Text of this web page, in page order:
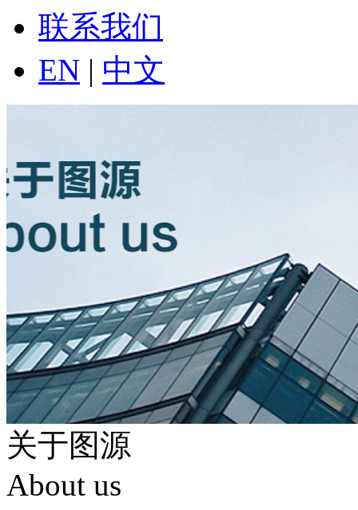
联系我们
EN | 中文
关于图源
About us